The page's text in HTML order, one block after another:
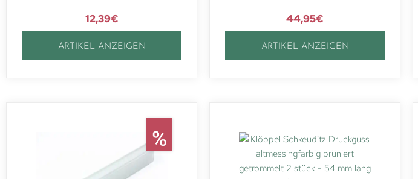
12,39€
ARTIKEL ANZEIGEN
44,95€
ARTIKEL ANZEIGEN